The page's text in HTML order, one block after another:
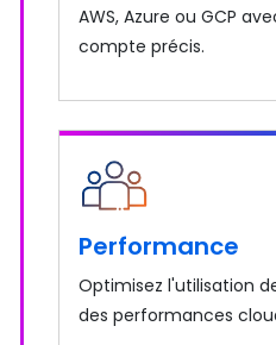
AWS, Azure ou GCP
compte précis.
Performance
Optimisez l'utilisation
des performances